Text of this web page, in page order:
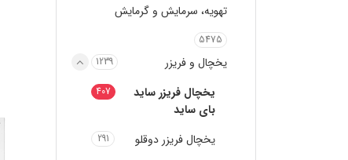
تهویه، سرمایش و گرمایش
5475
یخچال و فریزر 1239
یخچال فریزر ساید
بای ساید
407
یخچال فریزر دوقلو 291